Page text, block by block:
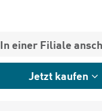
In einer Filiale
Jetzt kaufen